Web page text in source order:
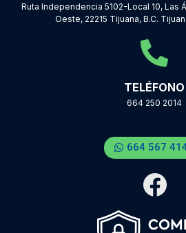
Ruta Independencia 5102-Local 10, Las
Oeste, 22215 Tijuana, B.C.
TELÉFONO
664 250 2014
664 567